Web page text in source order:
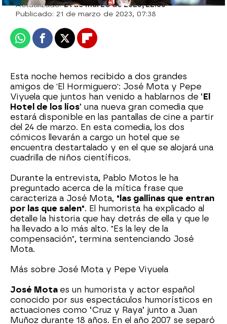
Actualizado:21 de marzo de 2023, 22:00
Publicado: 21 de marzo de 2023, 07:38
WhatsappFacebook
X Flipboard
Esta noche hemos recibido a dos grandes
amigos de 'El Hormiguero': José Mota y Pepe
Viyuela que juntos han venido a hablarnos de ‘ El
Hotel de los líos’ una nueva gran comedia que
estará disponible en las pantallas de cine a partir
del 24 de marzo. En esta comedia, los dos
cómicos llevarán a cargo un hotel que se
encuentra destartalado y en el que se alojará una
cuadrilla de niños científicos.
Durante la entrevista, Pablo Motos le ha
preguntado acerca de la mítica frase que
caracteriza a José Mota, "las gallinas que entran
por las que salen". El humorista ha explicado al
detalle la historia que hay detrás de ella y que le
ha llevado a lo más alto. "Es la ley de la
compensación", termina sentenciando José
Mota.
Más sobre José Mota y Pepe Viyuela
José Mota es un humorista y actor español
conocido por sus espectáculos humorísticos en
actuaciones como ‘Cruz y Raya’ junto a Juan
Muñoz durante 18 años. En el año 2007 se separó